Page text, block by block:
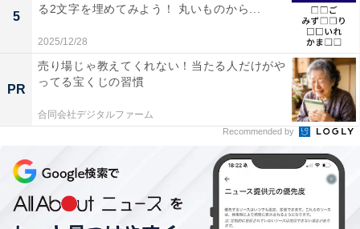
5
る2文字を埋めてみよう！ 丸いものから...
2025/12/28
PR
売り場じゃ教えてくれない！当たる人だけがや
ってる宝くじの習慣
合同会社デジタルファーム
Recommended by